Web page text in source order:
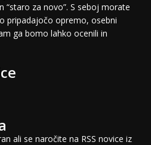
“staro za novo”. S seboj morate
pripadajočo opremo, osebni
ga bomo lahko ocenili in
ali se naročite na RSS novice iz